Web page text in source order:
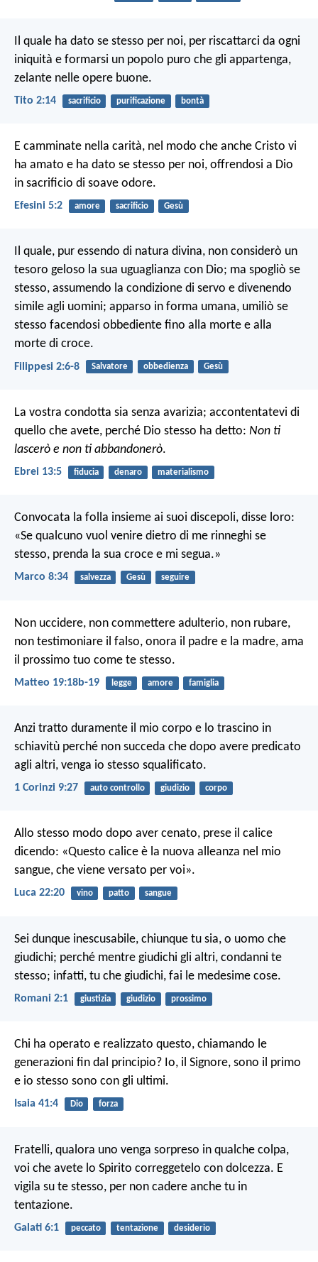
Il quale ha dato se stesso per noi, per riscattarci da ogni
iniquità e formarsi un popolo puro che gli appartenga,
zelante nelle opere buone.
Tito 2:14 sacrificio purificazione bontà
E camminate nella carità, nel modo che anche Cristo vi
ha amato e ha dato se stesso per noi, offrendosi a Dio
in sacrificio di soave odore.
Efesini 5:2 amore sacrificio Gesù
Il quale, pur essendo di natura divina, non considerò un
tesoro geloso la sua uguaglianza con Dio; ma spogliò se
stesso, assumendo la condizione di servo e divenendo
simile agli uomini; apparso in forma umana, umiliò se
stesso facendosi obbediente fino alla morte e alla
morte di croce.
Filippesi 2:6-8 Salvatore obbedienza Gesù
La vostra condotta sia senza avarizia; accontentatevi di
quello che avete, perché Dio stesso ha detto: Non ti
lascerò e non ti abbandonerò.
Ebrei 13:5 fiducia denaro materialismo
Convocata la folla insieme ai suoi discepoli, disse loro:
«Se qualcuno vuol venire dietro di me rinneghi se
stesso, prenda la sua croce e mi segua.»
Marco 8:34 salvezza Gesù seguire
Non uccidere, non commettere adulterio, non rubare,
non testimoniare il falso, onora il padre e la madre, ama
il prossimo tuo come te stesso.
Matteo 19:18b-19 legge amore famiglia
Anzi tratto duramente il mio corpo e lo trascino in
schiavitù perché non succeda che dopo avere predicato
agli altri, venga io stesso squalificato.
1 Corinzi 9:27 auto controllo giudizio corpo
Allo stesso modo dopo aver cenato, prese il calice
dicendo: «Questo calice è la nuova alleanza nel mio
sangue, che viene versato per voi».
Luca 22:20 vino patto sangue
Sei dunque inescusabile, chiunque tu sia, o uomo che
giudichi; perché mentre giudichi gli altri, condanni te
stesso; infatti, tu che giudichi, fai le medesime cose.
Romani 2:1 giustizia giudizio prossimo
Chi ha operato e realizzato questo, chiamando le
generazioni fin dal principio? Io, il Signore, sono il primo
e io stesso sono con gli ultimi.
Isaia 41:4 Dio forza
Fratelli, qualora uno venga sorpreso in qualche colpa,
voi che avete lo Spirito correggetelo con dolcezza. E
vigila su te stesso, per non cadere anche tu in
tentazione.
Galati 6:1 peccato tentazione desiderio